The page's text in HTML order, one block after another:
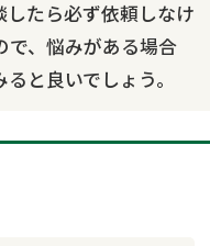
したら必ず依頼しなけ
で、悩みがある場合
と良いでしょう。